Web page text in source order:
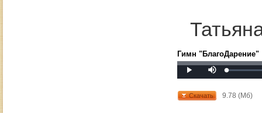
Гимн "БлагоДарение"
Play Loaded:
0%
Progress:
Скачать 9.78 (Мб)